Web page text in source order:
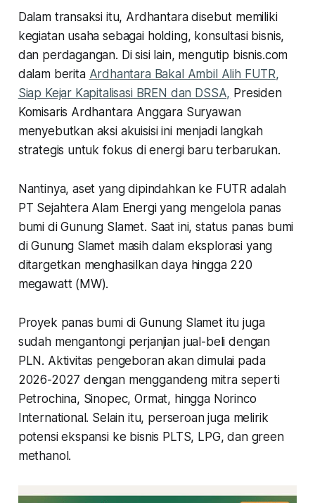
Dalam transaksi itu, Ardhantara disebut memiliki
kegiatan usaha sebagai holding, konsultasi bisnis,
dan perdagangan. Di sisi lain, mengutip bisnis.com
dalam berita Ardhantara Bakal Ambil Alih FUTR,
Siap Kejar Kapitalisasi BREN dan DSSA, Presiden
Komisaris Ardhantara Anggara Suryawan
menyebutkan aksi akuisisi ini menjadi langkah
strategis untuk fokus di energi baru terbarukan.
Nantinya, aset yang dipindahkan ke FUTR adalah
PT Sejahtera Alam Energi yang mengelola panas
bumi di Gunung Slamet. Saat ini, status panas bumi
di Gunung Slamet masih dalam eksplorasi yang
ditargetkan menghasilkan daya hingga 220
megawatt (MW).
Proyek panas bumi di Gunung Slamet itu juga
sudah mengantongi perjanjian jual-beli dengan
PLN. Aktivitas pengeboran akan dimulai pada
2026-2027 dengan menggandeng mitra seperti
Petrochina, Sinopec, Ormat, hingga Norinco
International. Selain itu, perseroan juga melirik
potensi ekspansi ke bisnis PLTS, LPG, dan green
methanol.